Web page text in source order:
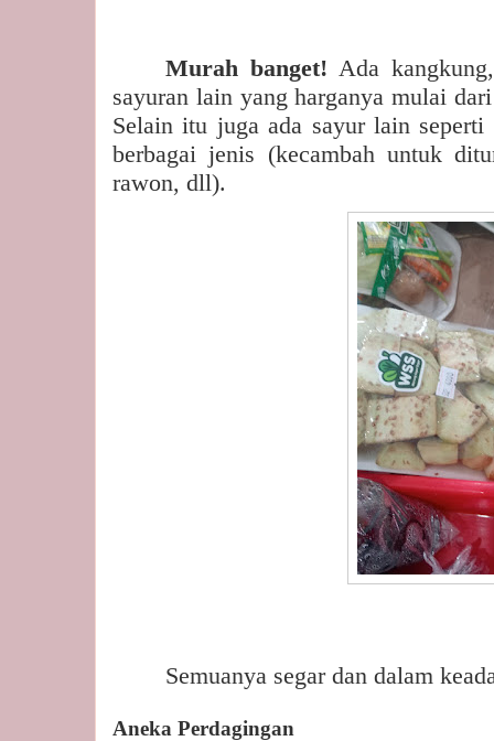
Murah banget! Ada
sayuran lain yang harganya mulai
Selain itu juga ada sayur lain seperti
berbagai jenis (kecambah untuk
rawon, dll).
Semuanya segar dan dalam
Aneka Perdagingan